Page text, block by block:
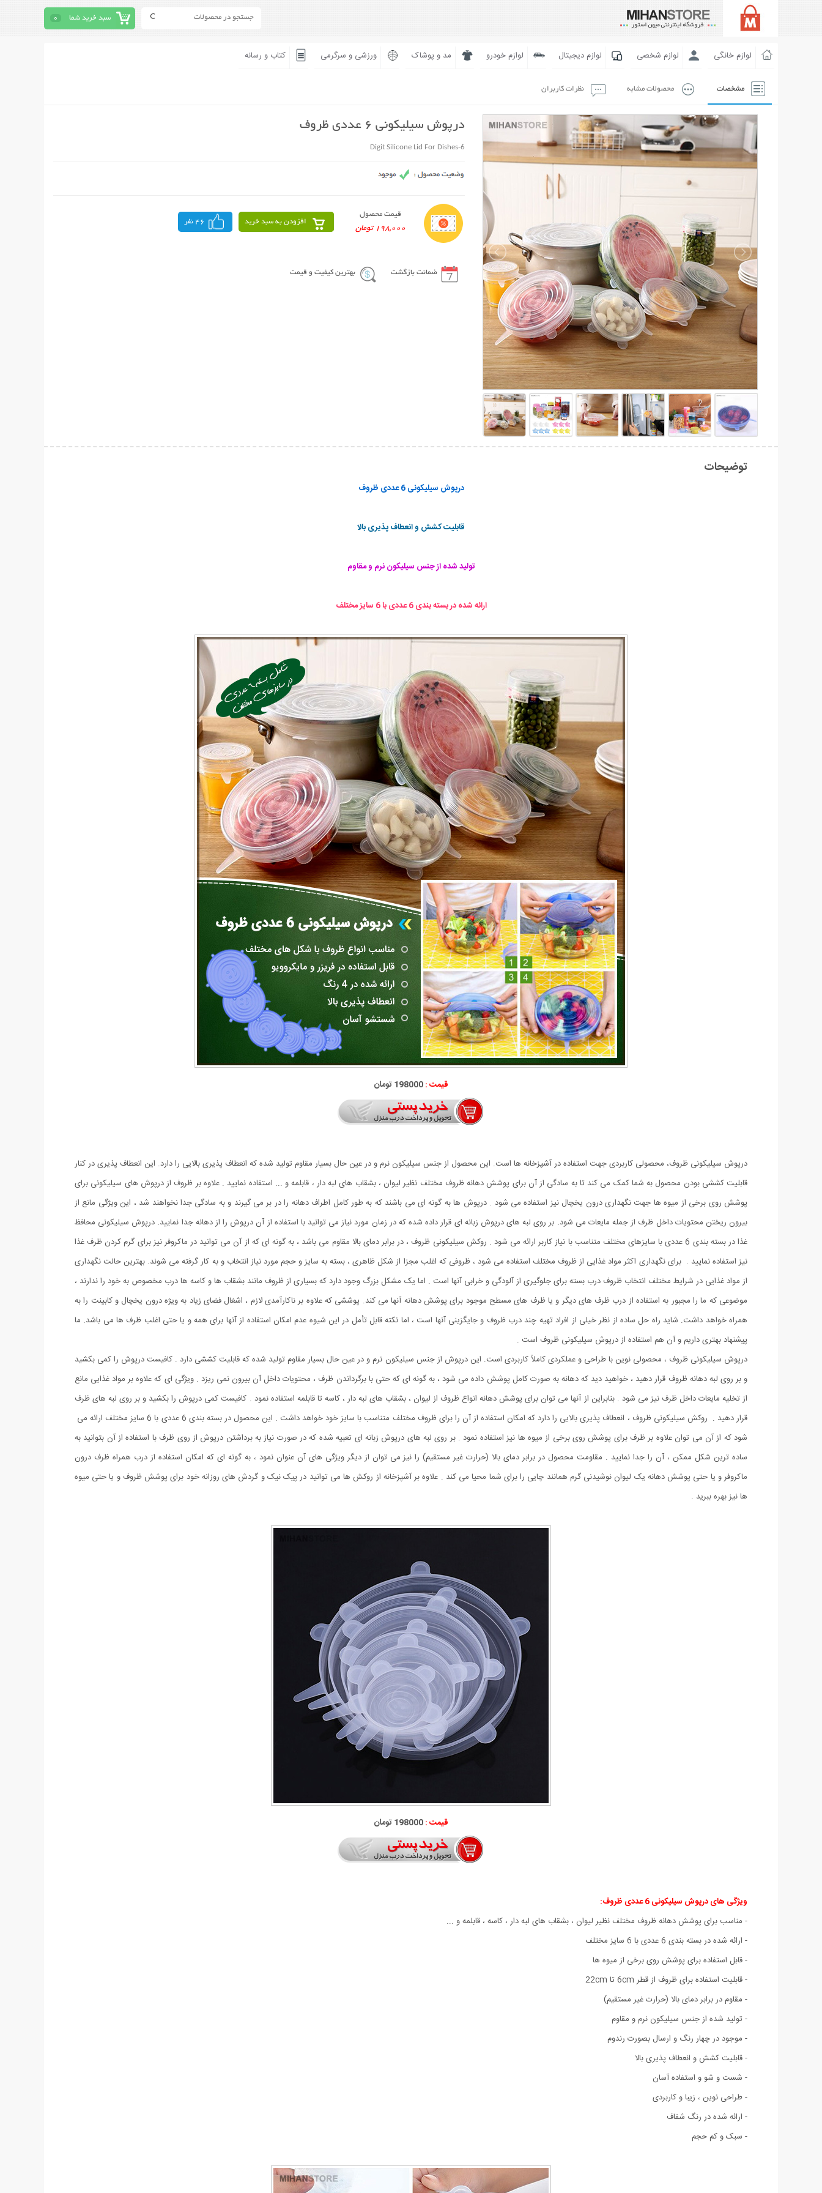
سبد خرید شما 0
لوازم خانگی لوازم شخصی لوازم دیجیتال لوازم خودرو مد و پوشاک ورزشی و سرگرمی کتاب و رسانه
مشخصات محصولات مشابه نظرات کاربران
درپوش سیلیکونی 6 عددی ظروف
6-Digit Silicone Lid For Dishes
قیمت محصول
198,000 تومان
افزودن به سبد خرید 46 نفر
ضمانت بازگشت بهترین کیفیت و قیمت
توضیحات
درپوش سیلیکونی 6 عددی ظروف
قابلیت کشش و انعطاف پذیری بالا
تولید شده از جنس سیلیکون نرم و مقاوم
ارائه شده در بسته بندی 6 عددی با 6 سایز مختلف
قیمت :198000 تومان
درپوش سیلیکونی ظروف، محصولی کاربردی جهت استفاده در آشپزخانه ها است. این محصول از جنس سیلیکون نرم و در عین حال بسیار مقاوم تولید شده که انعطاف پذیری بالایی را دارد. این انعطاف پذیری در کنار
قابلیت کششی بودن محصول به شما کمک می کند تا به سادگی از آن برای پوشش دهانه ظروف مختلف نظیر لیوان ، بشقاب های لبه دار ، قابلمه و ... استفاده نمایید . علاوه بر ظروف از درپوش های سیلیکونی برای
پوشش روی برخی از میوه ها جهت نگهداری درون یخچال نیز استفاده می شود . درپوش ها به گونه ای می باشند که به طور کامل اطراف دهانه را در بر می گیرند و به سادگی جدا نخواهند شد ، این ویژگی مانع از
بیرون ریختن محتویات داخل ظرف از جمله مایعات می شود. بر روی لبه های درپوش زبانه ای قرار داده شده که در زمان مورد نیاز می توانید با استفاده از آن درپوش را از دهانه جدا نمایید. درپوش سیلیکونی محافظ
غذا در بسته بندی 6 عددی با سایزهای مختلف متناسب با نیاز کاربر ارائه می شود . روکش سیلیکونی ظروف ، در برابر دمای بالا مقاوم می باشد ، به گونه ای که از آن می توانید در ماکروفر نیز برای گرم کردن ظرف غذا
نیز استفاده نمایید . برای نگهداری اکثر مواد غذایی از ظروف مختلف استفاده می شود ، ظروفی که اغلب مجزا از شکل ظاهری ، بسته به سایز و حجم مورد نیاز انتخاب و به کار گرفته می شوند. بهترین حالت نگهداری
از مواد غذایی در شرایط مختلف انتخاب ظروف درب بسته برای جلوگیری از آلودگی و خرابی آنها است . اما یک مشکل بزرگ وجود دارد که بسیاری از ظروف مانند بشقاب ها و کاسه ها درب مخصوص به خود را ندارند ،
موضوعی که ما را مجبور به استفاده از درب ظرف های دیگر و یا ظرف های مسطح موجود برای پوشش دهانه آنها می کند. پوششی که علاوه بر ناکارآمدی لازم ، اشغال فضای زیاد به ویژه درون یخچال و کابینت را به
همراه خواهد داشت. شاید راه حل ساده از نظر خیلی از افراد تهیه چند درب ظروف و جایگزینی آنها است ، اما نکته قابل تأمل در این شیوه عدم امکان استفاده از آنها برای همه و یا حتی اغلب ظرف ها می باشد. ما
پیشنهاد بهتری داریم و آن هم استفاده از درپوش سیلیکونی ظروف است .
درپوش سیلیکونی ظروف ، محصولی نوین با طراحی و عملکردی کاملاً کاربردی است. این درپوش از جنس سیلیکون نرم و در عین حال بسیار مقاوم تولید شده که قابلیت کششی دارد . کافیست درپوش را کمی بکشید
و بر روی لبه دهانه ظروف قرار دهید ، خواهید دید که دهانه به صورت کامل پوشش داده می شود ، به گونه ای که حتی با برگرداندن ظرف ، محتویات داخل آن بیرون نمی ریزد . ویژگی ای که علاوه بر مواد غذایی مانع
از تخلیه مایعات داخل ظرف نیز می شود . بنابراین از آنها می توان برای پوشش دهانه انواع ظروف از لیوان ، بشقاب های لبه دار ، کاسه تا قابلمه استفاده نمود . کافیست کمی درپوش را بکشید و بر روی لبه های ظرف
قرار دهید . روکش سیلیکونی ظروف ، انعطاف پذیری بالایی را دارد که امکان استفاده از آن را برای ظروف مختلف متناسب با سایز خود خواهد داشت . این محصول در بسته بندی 6 عددی با 6 سایز مختلف ارائه می
شود که از آن می توان علاوه بر ظرف برای پوشش روی برخی از میوه ها نیز استفاده نمود . بر روی لبه های درپوش زبانه ای تعبیه شده که در صورت نیاز به برداشتن درپوش از روی ظرف با استفاده از آن بتوانید به
ساده ترین شکل ممکن ، آن را جدا نمایید . مقاومت محصول در برابر دمای بالا (حرارت غیر مستقیم) را نیز می توان از دیگر ویژگی های آن عنوان نمود ، به گونه ای که امکان استفاده از درب همراه ظرف درون
ماکروفر و یا حتی پوشش دهانه یک لیوان نوشیدنی گرم همانند چایی را برای شما محیا می کند . علاوه بر آشپزخانه از روکش ها می توانید در پیک نیک و گردش های روزانه خود برای پوشش ظروف و یا حتی میوه
ها نیز بهره ببرید .
قیمت :198000 تومان
ویژگی های درپوش سیلیکونی 6 عددی ظروف
:
- مناسب برای پوشش دهانه ظروف مختلف نظیر لیوان ، بشقاب های لبه دار ، کاسه ، قابلمه و ...
- ارائه شده در بسته بندی 6 عددی با 6 سایز مختلف
- قابل استفاده برای پوشش روی برخی از میوه ها
- قابلیت استفاده برای ظروف از قطر 6cm تا 22cm
- مقاوم در برابر دمای بالا (حرارت غیر مستقیم)
- تولید شده از جنس سیلیکون نرم و مقاوم
- موجود در چهار رنگ و ارسال بصورت رندوم
- قابلیت کشش و انعطاف پذیری بالا
- شست و شو و استفاده آسان
- طراحی نوین ، زیبا و کاربردی
- ارائه شده در رنگ شفاف
- سبک و کم حجم